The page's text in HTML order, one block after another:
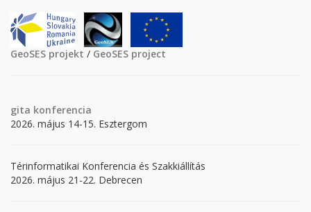
GeoSES projekt / GeoSES project
gita konferencia
2026. május 14-15. Esztergom
Térinformatikai Konferencia és Szakkiállítás
2026. május 21-22. Debrecen